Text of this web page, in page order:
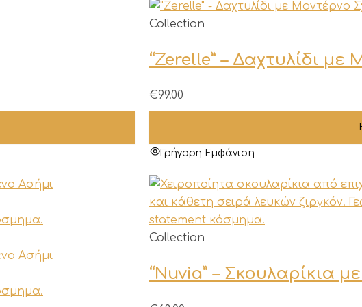
Collection
“Zerelle” – Δαχτυλίδι με
€99.00
Γρήγορη Εμφάνιση
Αυτό
προϊόν
πολλαπλές
παραλλαγές.
επιλογές
να
επιλεγούν
στη
σελίδα
προϊόντος
Collection
“Nuvia” – Σκουλαρίκια